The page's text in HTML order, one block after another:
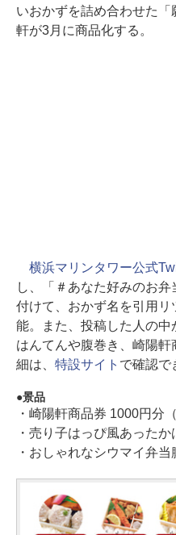
いおかずを詰め合わせた
軒が3月に商品化する。
横浜マリンタワー公式
し、「＃あなた好みのお
付けて、おかず名を引用
能。また、投稿した人の
はんてんや腹巻き、崎陽
細は、 特設サイト で確認で
景品
・崎陽軒商品券 1000円分
・売り子はっぴ風あったか
・おしゃれなシウマイ弁当